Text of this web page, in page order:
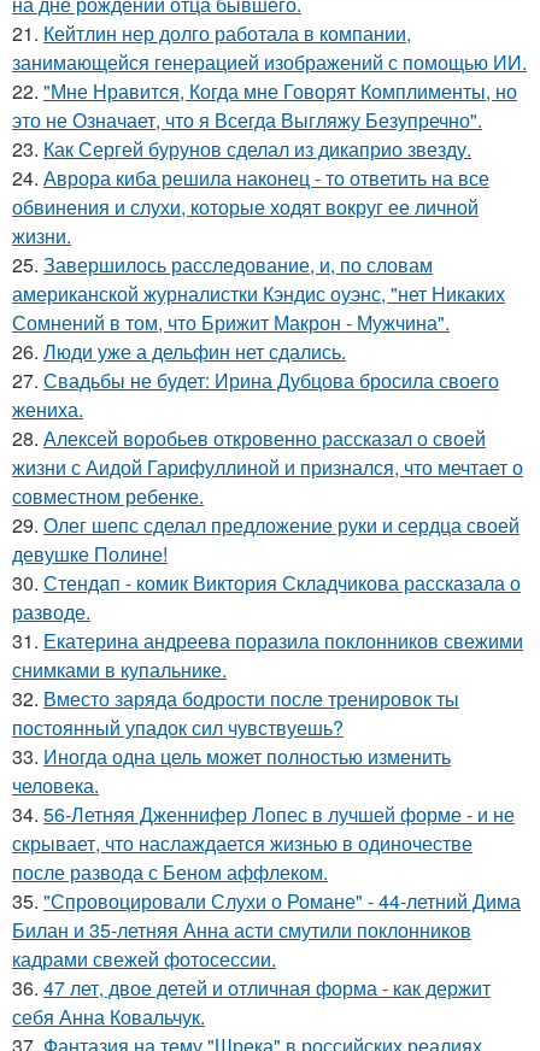
21. Кейтлин нер долго работала в компании,
занимающейся генерацией изображений с помощью ИИ.
22. "Мне Нравится, Когда мне Говорят Комплименты, но
это не Означает, что я Всегда Выгляжу Безупречно".
23. Как Сергей бурунов сделал из дикаприо звезду.
24. Аврора киба решила наконец - то ответить на все
обвинения и слухи, которые ходят вокруг ее личной
жизни.
25. Завершилось расследование, и, по словам
американской журналистки Кэндис оуэнс, "нет Никаких
Сомнений в том, что Брижит Макрон - Мужчина".
26. Люди уже а дельфин нет сдались.
27. Свадьбы не будет: Ирина Дубцова бросила своего
жениха.
28. Алексей воробьев откровенно рассказал о своей
жизни с Аидой Гарифуллиной и признался, что мечтает о
совместном ребенке.
29. Олег шепс сделал предложение руки и сердца своей
девушке Полине!
30. Стендап - комик Виктория Складчикова рассказала о
разводе.
31. Екатерина андреева поразила поклонников свежими
снимками в купальнике.
32. Вместо заряда бодрости после тренировок ты
постоянный упадок сил чувствуешь?
33. Иногда одна цель может полностью изменить
человека.
34. 56-Летняя Дженнифер Лопес в лучшей форме - и не
скрывает, что наслаждается жизнью в одиночестве
после развода с Беном аффлеком.
35. "Спровоцировали Слухи о Романе" - 44-летний Дима
Билан и 35-летняя Анна асти смутили поклонников
кадрами свежей фотосессии.
36. 47 лет, двое детей и отличная форма - как держит
себя Анна Ковальчук.